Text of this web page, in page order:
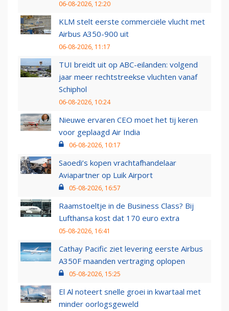
06-08-2026, 12:20
KLM stelt eerste commerciële vlucht met
Airbus A350-900 uit
06-08-2026, 11:17
TUI breidt uit op ABC-eilanden: volgend
jaar meer rechtstreekse vluchten vanaf
Schiphol
06-08-2026, 10:24
Nieuwe ervaren CEO moet het tij keren
voor geplaagd Air India
06-08-2026, 10:17
Saoedi’s kopen vrachtafhandelaar
Aviapartner op Luik Airport
05-08-2026, 16:57
Raamstoeltje in de Business Class? Bij
Lufthansa kost dat 170 euro extra
05-08-2026, 16:41
Cathay Pacific ziet levering eerste Airbus
A350F maanden vertraging oplopen
05-08-2026, 15:25
El Al noteert snelle groei in kwartaal met
minder oorlogsgeweld